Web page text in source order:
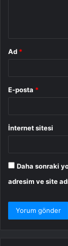
Ad *
E-posta *
İnternet sitesi
Daha sonraki
adresim ve site